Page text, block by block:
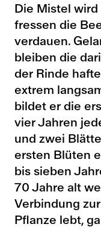
Die Mistel
fressen die
verdauen.
bleiben die
der Rinde
extrem
bildet er die
vier Jahren
und zwei
ersten Blüten
bis sieben
70 Jahre alt
Verbindung
Pflanze lebt,